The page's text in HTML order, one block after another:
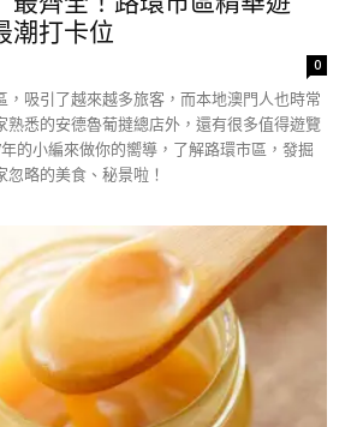
潮打卡位
0
，吸引了越來越多旅客，而本地澳門人也時常
熟悉的安德魯葡撻總店外，還有很多值得遊覽
的小編來做你的嚮導，了解路環市區，發掘
略的美食、秘景啦！